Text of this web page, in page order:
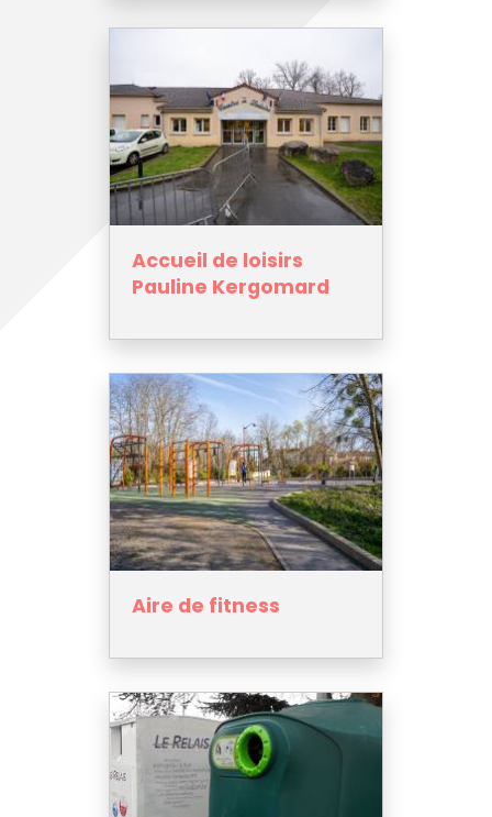
Accueil de loisirs
Pauline Kergomard
Aire de fitness